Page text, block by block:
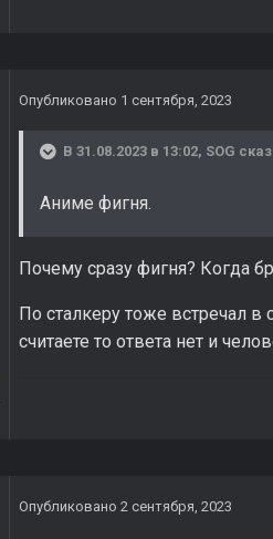
Опубликовано 1 сентября, 2023
В 31.08.2023 в 13:02, SOG
Аниме фигня.
Почему сразу фигня? Когда
По сталкеру тоже встречал
считаете то ответа нет и
Опубликовано 2 сентября, 2023